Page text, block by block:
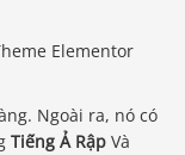
Ngoài ra, nó có
Tiếng Ả Rập Và